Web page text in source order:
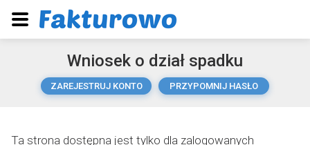
Wniosek o dział spadku
ZAREJESTRUJ KONTO PRZYPOMNIJ HASŁO
Ta strona dostępna jest tylko dla zalogowanych